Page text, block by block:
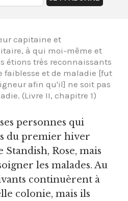
capitaine et
à qui moi-même et
étions très reconnaissants
faiblesse et de maladie [fut
afin qu'il] ne soit pas
(Livre II, chapitre 1)
personnes qui
du premier hiver
Rose, mais
les malades. Au
continuèrent à
colonie, mais ils